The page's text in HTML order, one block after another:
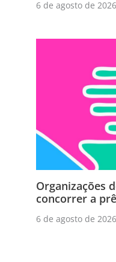
6 de agosto de 2026
Organizações
concorrer a
6 de agosto de 2026